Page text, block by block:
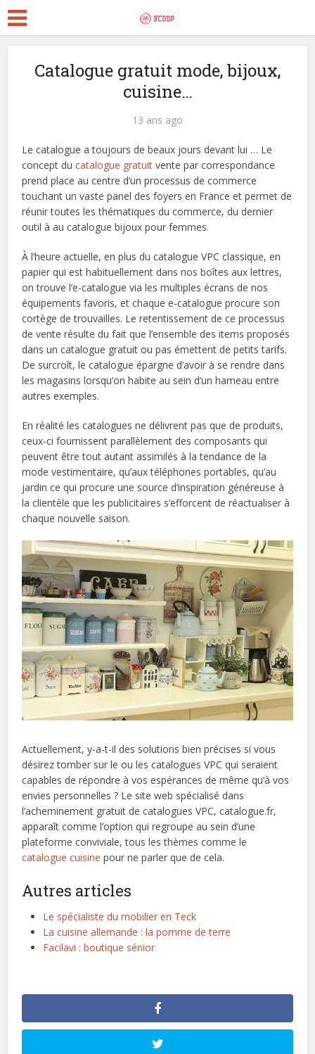
Catalogue gratuit mode, bijoux,
cuisine…
13 ans ago
Le catalogue a toujours de beaux jours devant lui … Le
concept ducatalogue gratuit vente par correspondance
prend place au centre d’un processus de commerce
touchant un vaste panel des foyers en France et permet de
réunir toutes les thématiques du commerce, du dernier
outil à au catalogue bijoux pour femmes.
À l’heure actuelle, en plus du catalogue VPC classique, en
papier qui est habituellement dans nos boîtes aux lettres,
on trouve l’e-catalogue via les multiples écrans de nos
équipements favoris, et chaque e-catalogue procure son
cortège de trouvailles. Le retentissement de ce processus
de vente résulte du fait que l’ensemble des items proposés
dans un catalogue gratuit ou pas émettent de petits tarifs.
De surcroît, le catalogue épargne d’avoir à se rendre dans
les magasins lorsqu’on habite au sein d’un hameau entre
autres exemples.
En réalité les catalogues ne délivrent pas que de produits,
ceux-ci fournissent parallèlement des composants qui
peuvent être tout autant assimilés à la tendance de la
mode vestimentaire, qu’aux téléphones portables, qu’au
jardin ce qui procure une source d’inspiration généreuse à
la clientèle que les publicitaires s’efforcent de réactualiser à
chaque nouvelle saison.
Actuellement, y-a-t-il des solutions bien précises si vous
désirez tomber sur le ou les catalogues VPC qui seraient
capables de répondre à vos espérances de même qu’à vos
envies personnelles ? Le site web spécialisé dans
l’acheminement gratuit de catalogues VPC, catalogue.fr,
apparaît comme l’option qui regroupe au sein d’une
plateforme conviviale, tous les thèmes comme le
catalogue cuisine pour ne parler que de cela.
Autres articles
Le spécialiste du mobilier en Teck
La cuisine allemande : la pomme de terre
Facilavi : boutique sénior